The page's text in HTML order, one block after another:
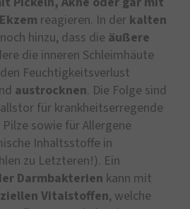
reagieren. In der kalten
hinzu, dass die äußere
die inneren Schleimhäute
Feuchtigkeitsverlust
austrocknen. Die Folge sind
für krankheitserregende
sowie für Allergene
Inhaltsstoffe in
zu Letzteren!). Ein
Darmbakterien kann mit
Vitalstoffen, welche